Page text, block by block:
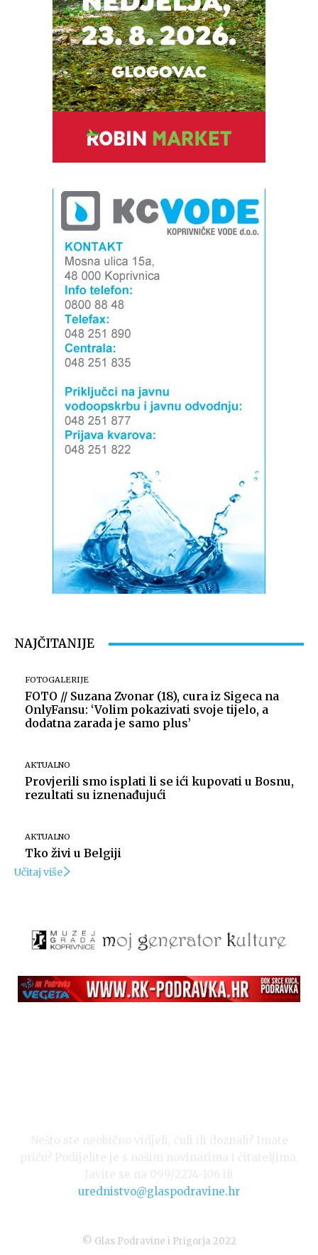
NAJČITANIJE
FOTOGALERIJE
FOTO // Suzana Zvonar (18), cura iz Sigeca na
OnlyFansu: ‘Volim pokazivati svoje tijelo, a
dodatna zarada je samo plus’
AKTUALNO
Provjerili smo isplati li se ići kupovati u Bosnu,
rezultati su iznenađujući
AKTUALNO
Tko živi u Belgiji
Učitaj više
urednistvo@glaspodravine.hr
© Glas Podravine i Prigorja 2022